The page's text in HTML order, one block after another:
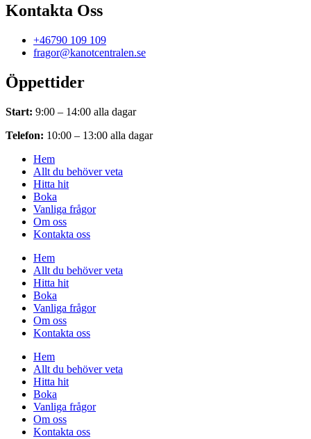
Kontakta Oss
+46790 109 109
fragor@kanotcentralen.se
Öppettider
Start: 9:00 – 14:00 alla dagar
Telefon: 10:00 – 13:00 alla dagar
Hem
Allt du behöver veta
Hitta hit
Boka
Vanliga frågor
Om oss
Kontakta oss
Hem
Allt du behöver veta
Hitta hit
Boka
Vanliga frågor
Om oss
Kontakta oss
Hem
Allt du behöver veta
Hitta hit
Boka
Vanliga frågor
Om oss
Kontakta oss